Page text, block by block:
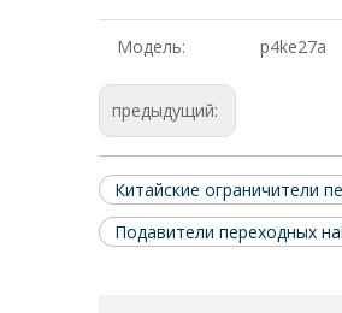
Модель: p4ke27a
предыдущий:
Китайские ограничители
Подавители переходных